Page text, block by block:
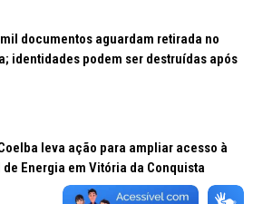
documentos aguardam retirada no
identidades podem ser destruídas após
leva ação para ampliar acesso à
Energia em Vitória da Conquista